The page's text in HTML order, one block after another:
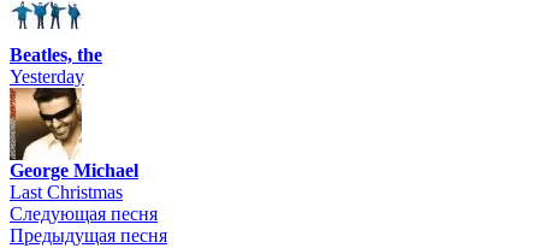
Beatles, the
Yesterday
George Michael
Last Christmas
Следующая песня
Предыдущая песня